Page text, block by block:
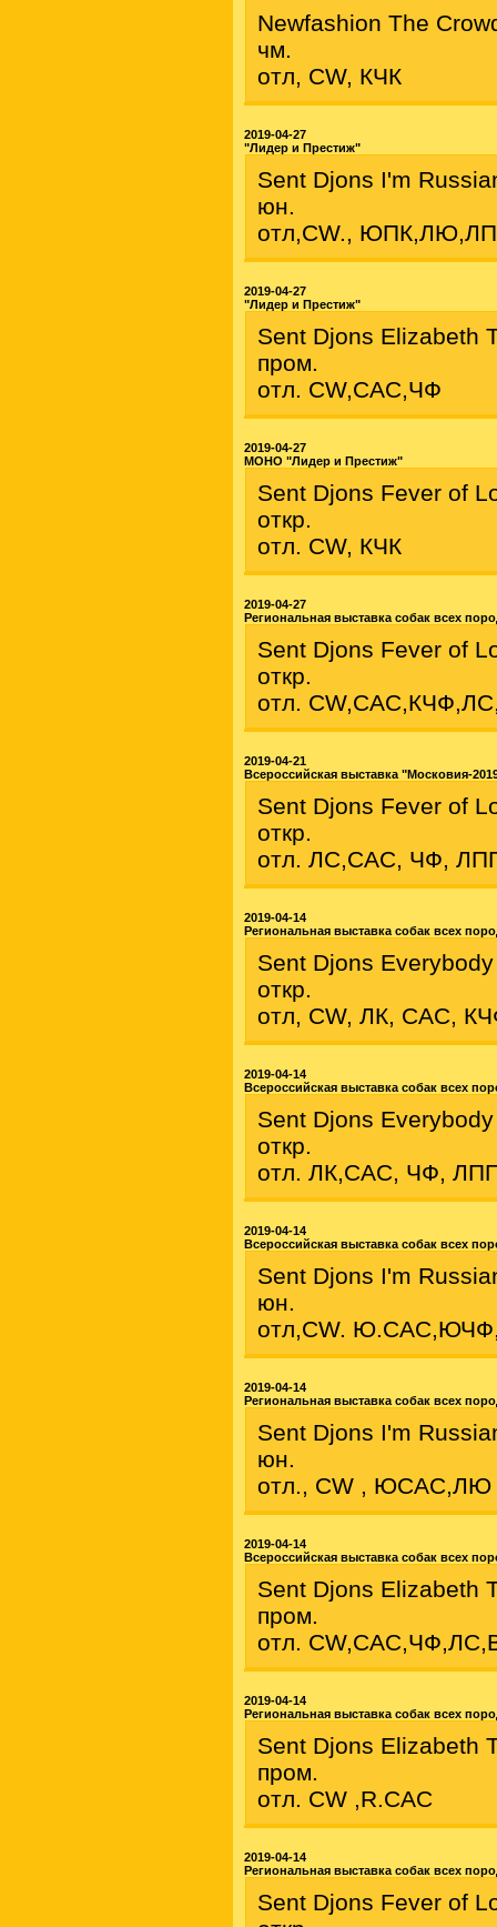
Newfashion The
чм.
отл, CW, КЧК
2019-04-27
"Лидер и Престиж"
Sent Djons I'm
юн.
отл,CW.,
2019-04-27
"Лидер и Престиж"
Sent Djons Elizabeth
пром.
отл. CW,САС,ЧФ
2019-04-27
МОНО "Лидер и Престиж"
Sent Djons Fever of
откр.
отл. CW, КЧК
2019-04-27
Региональная выставка собак всех
Sent Djons Fever of
откр.
отл.
2019-04-21
Всероссийская выставка "Московия-
Sent Djons Fever of
откр.
отл. ЛС,САС, ЧФ,
2019-04-14
Региональная выставка собак всех
Sent Djons
откр.
отл, CW, ЛК, САС,
2019-04-14
Всероссийская выставка собак всех
Sent Djons
откр.
отл. ЛК,САС, ЧФ,
2019-04-14
Всероссийская выставка собак всех
Sent Djons I'm
юн.
отл,CW.
2019-04-14
Региональная выставка собак всех
Sent Djons I'm
юн.
отл., CW , ЮСАС,ЛЮ
2019-04-14
Всероссийская выставка собак всех
Sent Djons Elizabeth
пром.
отл.
2019-04-14
Региональная выставка собак всех
Sent Djons Elizabeth
пром.
отл. CW ,R.CAC
2019-04-14
Региональная выставка собак всех
Sent Djons Fever of